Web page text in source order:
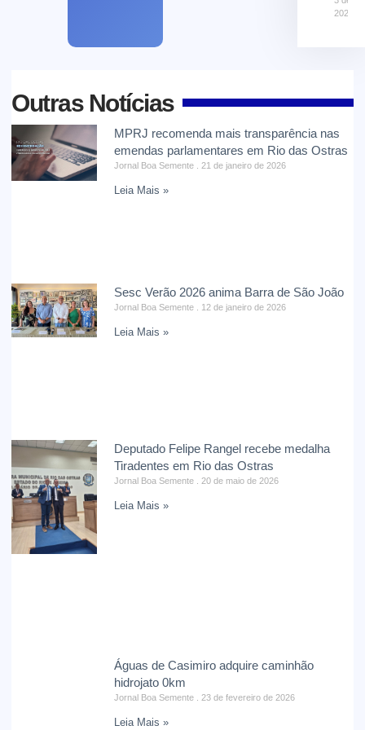
2026
Outras Notícias
MPRJ recomenda mais transparência nas
emendas parlamentares em Rio das Ostras
Jornal Boa Semente 21 de janeiro de 2026
Leia Mais »
Sesc Verão 2026 anima Barra de São João
Jornal Boa Semente 12 de janeiro de 2026
Leia Mais »
Deputado Felipe Rangel recebe medalha
Tiradentes em Rio das Ostras
Jornal Boa Semente 20 de maio de 2026
Leia Mais »
Águas de Casimiro adquire caminhão
hidrojato 0km
Jornal Boa Semente 23 de fevereiro de 2026
Leia Mais »